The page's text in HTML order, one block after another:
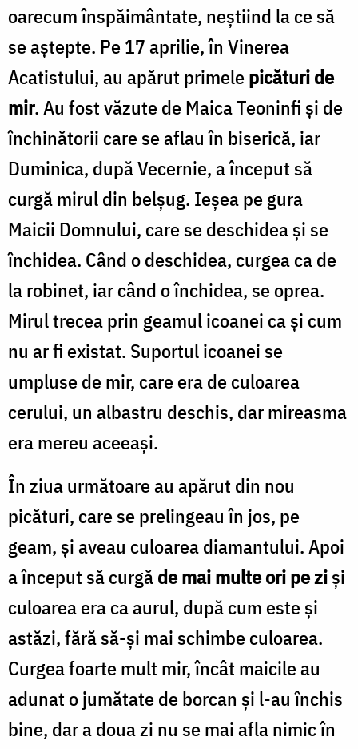
oarecum înspăimântate, neştiind la ce să
se aştepte. Pe 17 aprilie, în Vinerea
Acatistului, au apărut primelepicături de
mir. Au fost văzute de Maica Teoninfi şi de
închinătorii care se aflau în biserică, iar
Duminica, după Vecernie, a început să
curgă mirul din belşug. Ieşea pe gura
Maicii Domnului, care se deschidea şi se
închidea. Când o deschidea, curgea ca de
la robinet, iar când o închidea, se oprea.
Mirul trecea prin geamul icoanei ca şi cum
nu ar fi existat. Suportul icoanei se
umpluse de mir, care era de culoarea
cerului, un albastru deschis, dar mireasma
era mereu aceeaşi.
În ziua următoare au apărut din nou
picături, care se prelingeau în jos, pe
geam, şi aveau culoarea diamantului. Apoi
a început să curgăde mai multe ori pe zişi
culoarea era ca aurul, după cum este şi
astăzi, fără să-şi mai schimbe culoarea.
Curgea foarte mult mir, încât maicile au
adunat o jumătate de borcan şi l-au închis
bine, dar a doua zi nu se mai afla nimic în